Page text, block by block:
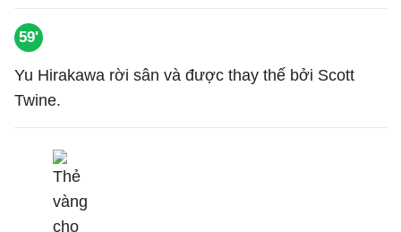
59'
Yu Hirakawa rời sân và được thay thế bởi Scott
Twine.